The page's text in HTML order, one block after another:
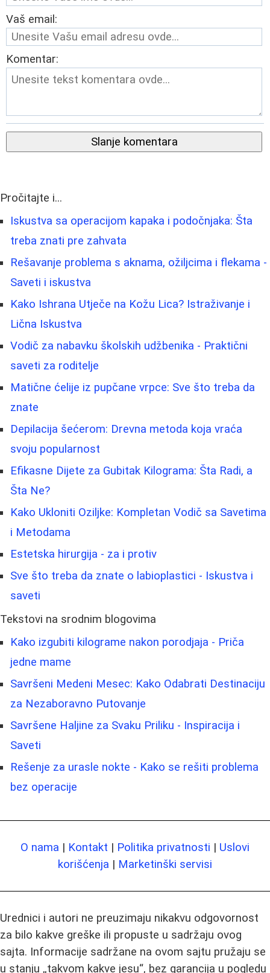
Vaš email:
Komentar:
Slanje komentara
Pročitajte i...
Iskustva sa operacijom kapaka i podočnjaka: Šta
treba znati pre zahvata
Rešavanje problema s aknama, ožiljcima i flekama -
Saveti i iskustva
Kako Ishrana Utječe na Kožu Lica? Istraživanje i
Lična Iskustva
Vodič za nabavku školskih udžbenika - Praktični
saveti za roditelje
Matične ćelije iz pupčane vrpce: Sve što treba da
znate
Depilacija šećerom: Drevna metoda koja vraća
svoju popularnost
Efikasne Dijete za Gubitak Kilograma: Šta Radi, a
Šta Ne?
Kako Ukloniti Oziljke: Kompletan Vodič sa Savetima
i Metodama
Estetska hirurgija - za i protiv
Sve što treba da znate o labioplastici - Iskustva i
saveti
Tekstovi na srodnim blogovima
Kako izgubiti kilograme nakon porodjaja - Priča
jedne mame
Savršeni Medeni Mesec: Kako Odabrati Destinaciju
za Nezaboravno Putovanje
Savršene Haljine za Svaku Priliku - Inspiracija i
Saveti
Rešenje za urasle nokte - Kako se rešiti problema
bez operacije
O nama | Kontakt | Politika privatnosti | Uslovi
korišćenja | Marketinški servisi
Urednici i autori ne preuzimaju nikakvu odgovornost
za bilo kakve greške ili propuste u sadržaju ovog
sajta. Informacije sadržane na ovom sajtu pružaju se
u stanju „takvom kakve jesu“, bez garancija u pogledu